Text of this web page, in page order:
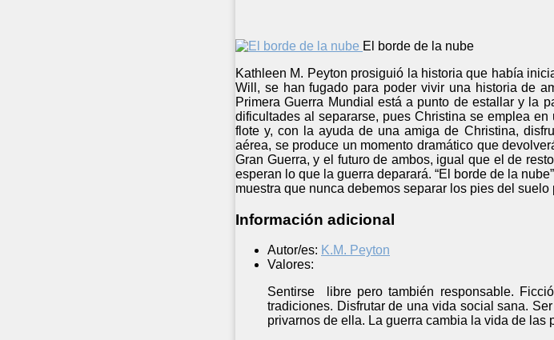
El borde de la nube
Kathleen M. Peyton prosiguió la historia que había
Will, se han fugado para poder vivir una historia de
Primera Guerra Mundial está a punto de estallar y la
dificultades al separarse, pues Christina se emplea
flote y, con la ayuda de una amiga de Christina,
aérea, se produce un momento dramático que
Gran Guerra, y el futuro de ambos, igual que el de
esperan lo que la guerra deparará. “El borde de la
muestra que nunca debemos separar los pies del
Información adicional
Autor/es: K.M. Peyton
Valores:
Sentirse libre pero también responsable.
tradiciones. Disfrutar de una vida social sana.
privarnos de ella. La guerra cambia la vida de las